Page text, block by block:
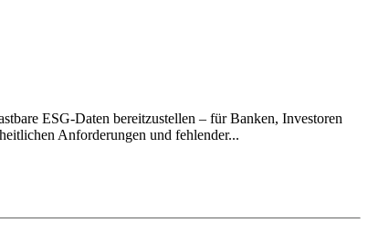
ESG-Daten bereitzustellen – für Banken, Investoren
Anforderungen und fehlender...